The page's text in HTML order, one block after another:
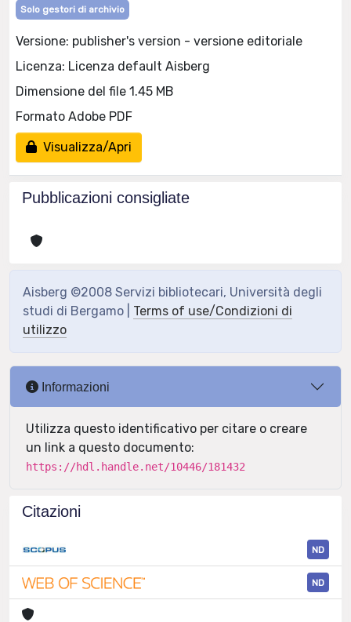
Solo gestori di archivio
Versione: publisher's version - versione editoriale
Licenza: Licenza default Aisberg
Dimensione del file 1.45 MB
Formato Adobe PDF
Visualizza/Apri
Pubblicazioni consigliate
Aisberg ©2008 Servizi bibliotecari, Università degli
studi di Bergamo | Terms of use/Condizioni di
utilizzo
Informazioni
Utilizza questo identificativo per citare o creare
un link a questo documento:
https://hdl.handle.net/10446/181432
Citazioni
ND
ND